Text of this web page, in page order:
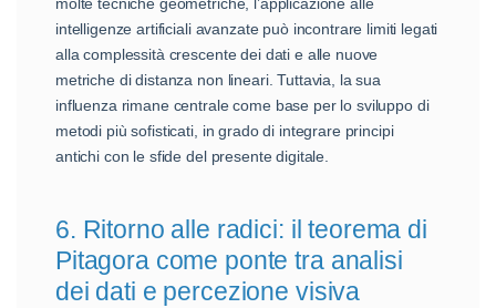
molte tecniche geometriche, l’applicazione alle
intelligenze artificiali avanzate può incontrare limiti legati
alla complessità crescente dei dati e alle nuove
metriche di distanza non lineari. Tuttavia, la sua
influenza rimane centrale come base per lo sviluppo di
metodi più sofisticati, in grado di integrare principi
antichi con le sfide del presente digitale.
6. Ritorno alle radici: il teorema di
Pitagora come ponte tra analisi
dei dati e percezione visiva